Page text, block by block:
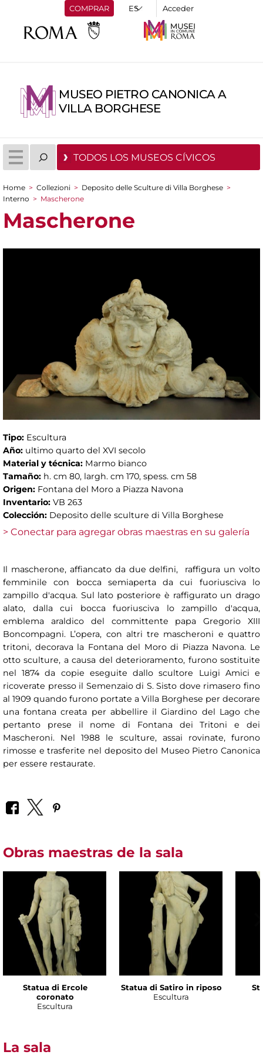
COMPRAR Acceder
MUSEO PIETRO CANONICA A
VILLA BORGHESE
TODOS LOS MUSEOS CÍVICOS
You are here
Home > Collezioni > Deposito delle Sculture di Villa Borghese >
Interno > Mascherone
Mascherone
Tipo: Escultura
Año: ultimo quarto del XVI secolo
Material y técnica: Marmo bianco
Tamaño: h. cm 80, largh. cm 170, spess. cm 58
Origen: Fontana del Moro a Piazza Navona
Inventario: VB 263
Colección: Deposito delle sculture di Villa Borghese
> Conectar para agregar obras maestras en su galería
Il mascherone, affiancato da due delfini, raffigura un volto
femminile con bocca semiaperta da cui fuoriusciva lo
zampillo d'acqua. Sul lato posteriore è raffigurato un drago
alato, dalla cui bocca fuoriusciva lo zampillo d'acqua,
emblema araldico del committente papa Gregorio XIII
Boncompagni. L’opera, con altri tre mascheroni e quattro
tritoni, decorava la Fontana del Moro di Piazza Navona. Le
otto sculture, a causa del deterioramento, furono sostituite
nel 1874 da copie eseguite dallo scultore Luigi Amici e
ricoverate presso il Semenzaio di S. Sisto dove rimasero fino
al 1909 quando furono portate a Villa Borghese per decorare
una fontana creata per abbellire il Giardino del Lago che
pertanto prese il nome di Fontana dei Tritoni e dei
Mascheroni. Nel 1988 le sculture, assai rovinate, furono
rimosse e trasferite nel deposito del Museo Pietro Canonica
per essere restaurate.
Obras maestras de la sala
Statua di Ercole
coronato
Escultura
Statua di Satiro in riposo
Escultura
La sala